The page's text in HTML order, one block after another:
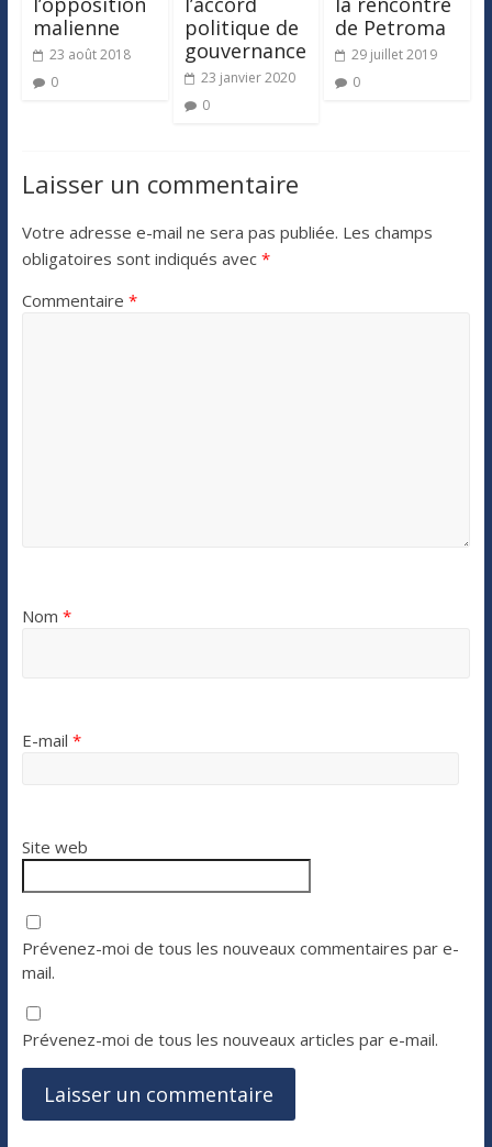
malienne
23 août 2018
0
politique de
gouvernance
23 janvier 2020
0
de Petroma
29 juillet 2019
0
Laisser un commentaire
Votre adresse e-mail ne sera pas publiée. Les champs
obligatoires sont indiqués avec *
Commentaire *
Nom *
E-mail *
Site web
Prévenez-moi de tous les nouveaux commentaires par e-
mail.
Prévenez-moi de tous les nouveaux articles par e-mail.